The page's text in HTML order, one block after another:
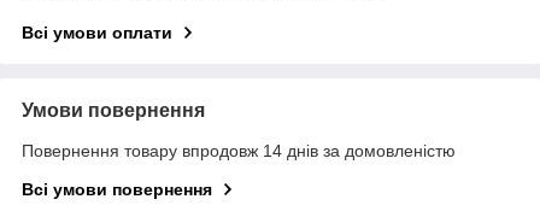
Всі умови оплати
Умови повернення
Повернення товару впродовж 14 днів за домовленістю
Всі умови повернення